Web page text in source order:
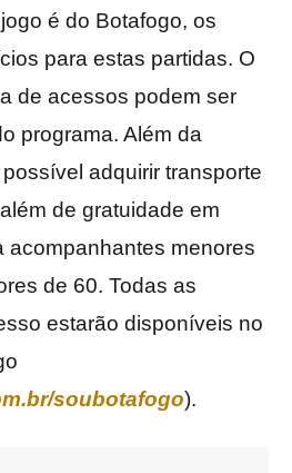
é do Botafogo, os
para estas partidas. O
de acessos podem ser
programa. Além da
adquirir transporte
de gratuidade em
acompanhantes menores
de 60. Todas as
estarão disponíveis no
soubotafogo).